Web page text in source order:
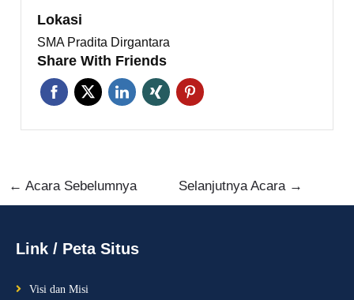
Lokasi
SMA Pradita Dirgantara
Share With Friends
← Acara Sebelumnya Selanjutnya Acara →
Link / Peta Situs
Visi dan Misi